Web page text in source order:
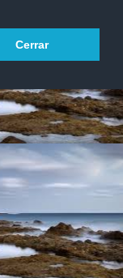
Cerrar